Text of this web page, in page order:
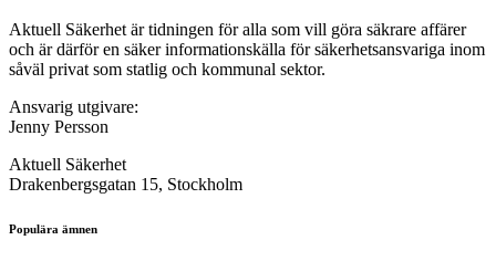
Aktuell Säkerhet är tidningen för alla som vill göra säkrare affärer
och är därför en säker informationskälla för säkerhets­ansvariga inom
såväl privat som statlig och kommunal sektor.
Ansvarig utgivare:
Jenny Persson
Aktuell Säkerhet
Drakenbergsgatan 15, Stockholm
Populära ämnen